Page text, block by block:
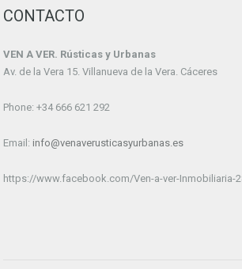
CONTACTO
VEN A VER. Rústicas y Urbanas
Av. de la Vera 15. Villanueva de la Vera. Cáceres
Phone: +34 666 621 292
Email: info@venaverusticasyurbanas.es
https://www.facebook.com/Ven-a-ver-Inmobiliaria-